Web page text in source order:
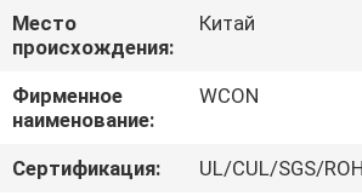
НАС
ПУТЕШЕСТВИЕ
ФАБРИКИ
Место
происхождения:
Китай
Фирменное
наименование:
WCON
Сертификация:
UL/CUL/SGS/